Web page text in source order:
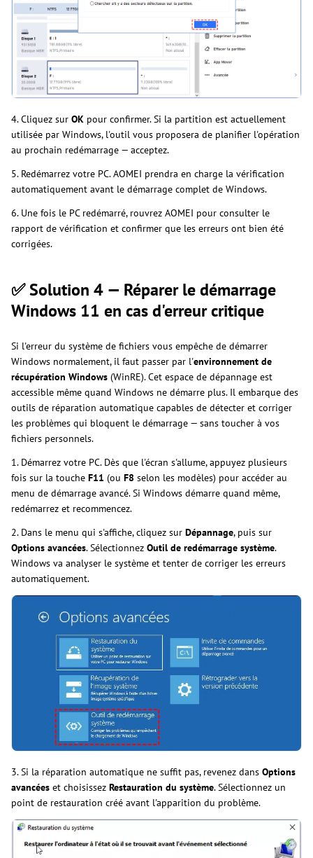
4. Cliquez sur OK pour confirmer. Si la partition est actuellement
utilisée par Windows, l'outil vous proposera de planifier l'opération
au prochain redémarrage — acceptez.
5. Redémarrez votre PC. AOMEI prendra en charge la vérification
automatiquement avant le démarrage complet de Windows.
6. Une fois le PC redémarré, rouvrez AOMEI pour consulter le
rapport de vérification et confirmer que les erreurs ont bien été
corrigées.
✅ Solution 4 — Réparer le démarrage
Windows 11 en cas d'erreur critique
Si l'erreur du système de fichiers vous empêche de démarrer
Windows normalement, il faut passer par l'environnement de
récupération Windows (WinRE). Cet espace de dépannage est
accessible même quand Windows ne démarre plus. Il embarque des
outils de réparation automatique capables de détecter et corriger
les problèmes qui bloquent le démarrage — sans toucher à vos
fichiers personnels.
1. Démarrez votre PC. Dès que l'écran s'allume, appuyez plusieurs
fois sur la touche F11 (ou F8 selon les modèles) pour accéder au
menu de démarrage avancé. Si Windows démarre quand même,
redémarrez et recommencez.
2. Dans le menu qui s'affiche, cliquez sur Dépannage, puis sur
Options avancées. Sélectionnez Outil de redémarrage système.
Windows va analyser le système et tenter de corriger les erreurs
automatiquement.
3. Si la réparation automatique ne suffit pas, revenez dans Options
avancées et choisissez Restauration du système. Sélectionnez un
point de restauration créé avant l'apparition du problème.